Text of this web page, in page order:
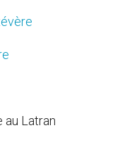
au Latran